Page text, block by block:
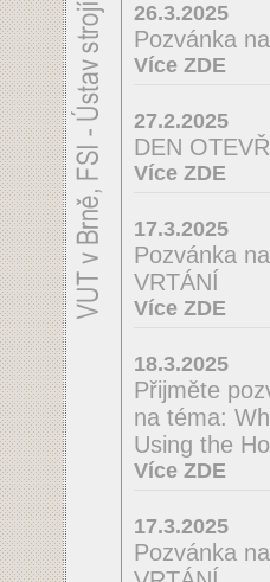
26.3.2025
Pozvánka
Více ZDE
27.2.2025
DEN
Více ZDE
17.3.2025
Pozvánka
VRTÁNÍ
Více ZDE
18.3.2025
Přijměte
na téma:
Using the
Více ZDE
17.3.2025
Pozvánka